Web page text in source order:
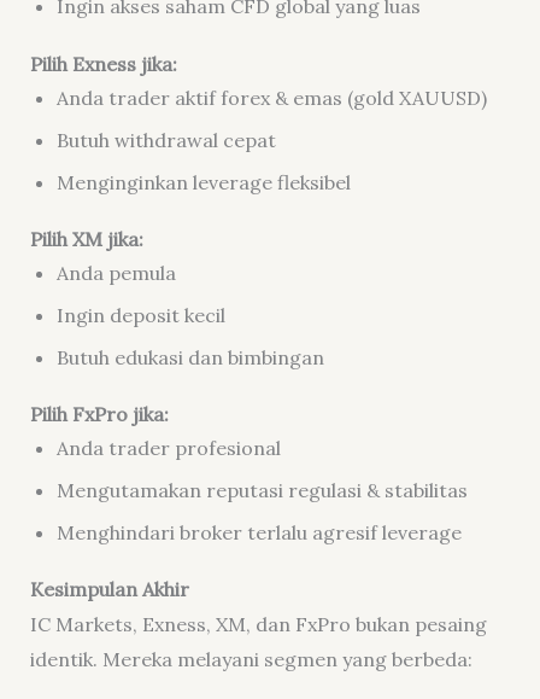
Ingin akses saham CFD global yang luas
Pilih Exness jika:
Anda trader aktif forex & emas (gold XAUUSD)
Butuh withdrawal cepat
Menginginkan leverage fleksibel
Pilih XM jika:
Anda pemula
Ingin deposit kecil
Butuh edukasi dan bimbingan
Pilih FxPro jika:
Anda trader profesional
Mengutamakan reputasi regulasi & stabilitas
Menghindari broker terlalu agresif leverage
Kesimpulan Akhir
IC Markets, Exness, XM, dan FxPro bukan pesaing
identik. Mereka melayani segmen yang berbeda: